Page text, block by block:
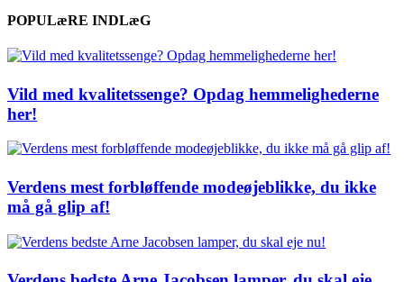
POPULæRE INDLæG
Vild med kvalitetssenge? Opdag hemmelighederne
her!
Verdens mest forbløffende modeøjeblikke, du ikke
må gå glip af!